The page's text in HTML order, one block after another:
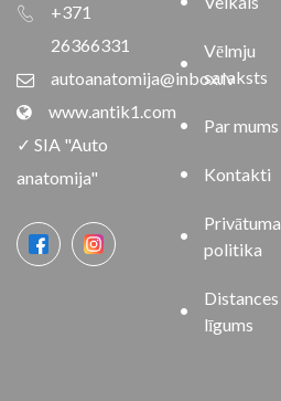
+371
26366331
autoanatomija@inbox.lv
www.antik1.com
✓ SIA "Auto
anatomija"
Vēlmju
saraksts
Par mums
Kontakti
Privātuma
politika
Distances
līgums